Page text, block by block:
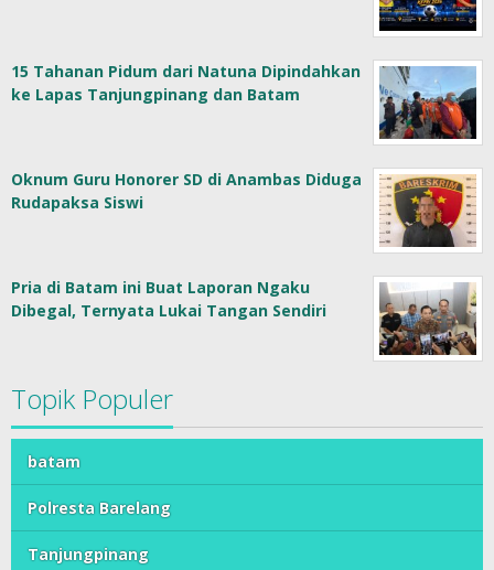
15 Tahanan Pidum dari Natuna Dipindahkan
ke Lapas Tanjungpinang dan Batam
Oknum Guru Honorer SD di Anambas Diduga
Rudapaksa Siswi
Pria di Batam ini Buat Laporan Ngaku
Dibegal, Ternyata Lukai Tangan Sendiri
Topik Populer
batam
Polresta Barelang
Tanjungpinang